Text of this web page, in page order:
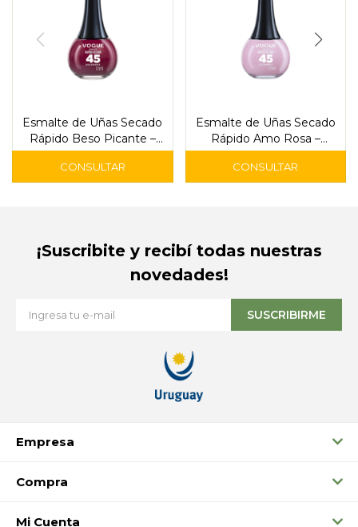
Esmalte de Uñas Secado
Rápido Beso Picante –
Vogue
Esmalte de Uñas Secado
Rápido Amo Rosa –
Vogue
Empresa
Compra
Mi Cuenta
¡Suscribite y recibí todas nuestras
novedades!
SUSCRIBIRME